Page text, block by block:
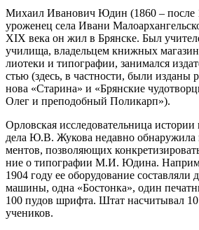
Михаил Иванович Юдин (1860 – после
уроженец села Ивани
XIX века он жил в Брянске. Был
училища, владельцем книжных
лиотеки и типографии, занимался
стью (здесь, в частности, были
нова «Старина» и «Брянские
Олег и преподобный Поликарп»).
Орловская исследовательница
дела Ю.В. Жукова недавно
ментов, позволяющих
ние о типографии М.И. Юдина.
1904 году ее оборудование составляли
машины, одна «Бостонка», один
100 пудов шрифта. Штат насчитывал
учеников.